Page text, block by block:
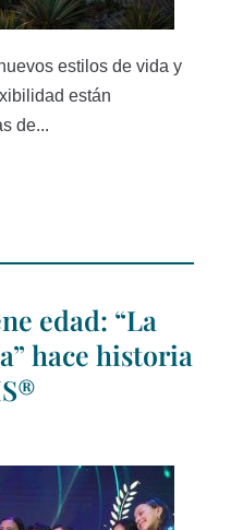
estilos de vida y
están
de...
edad: “La
hace historia